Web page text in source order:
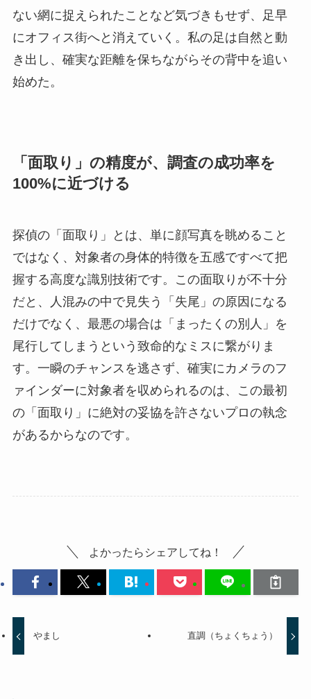
ない網に捉えられたことなど気づきもせず、足早
にオフィス街へと消えていく。私の足は自然と動
き出し、確実な距離を保ちながらその背中を追い
始めた。
「面取り」の精度が、調査の成功率を
100%に近づける
探偵の「面取り」とは、単に顔写真を眺めること
ではなく、対象者の身体的特徴を五感ですべて把
握する高度な識別技術です。この面取りが不十分
だと、人混みの中で見失う「失尾」の原因になる
だけでなく、最悪の場合は「まったくの別人」を
尾行してしまうという致命的なミスに繋がりま
す。一瞬のチャンスを逃さず、確実にカメラのフ
ァインダーに対象者を収められるのは、この最初
の「面取り」に絶対の妥協を許さないプロの執念
があるからなのです。
よかったらシェアしてね！
やまし 直調（ちょくちょう）